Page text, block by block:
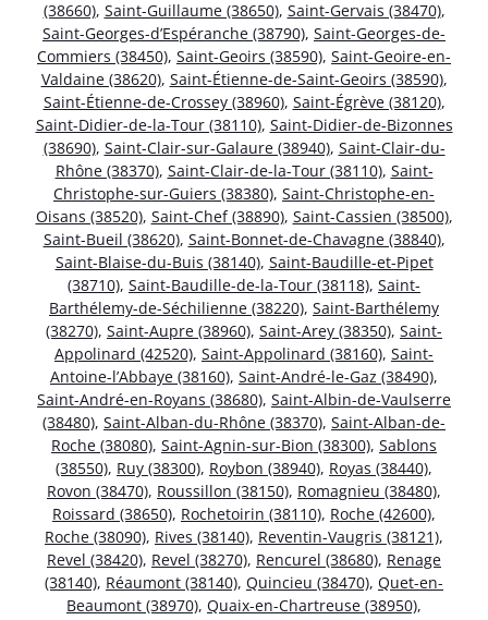
(38660), Saint-Guillaume (38650), Saint-Gervais (38470),
Saint-Georges-d’Espéranche (38790), Saint-Georges-de-
Commiers (38450), Saint-Geoirs (38590), Saint-Geoire-en-
Valdaine (38620), Saint-Étienne-de-Saint-Geoirs (38590),
Saint-Étienne-de-Crossey (38960), Saint-Égrève (38120),
Saint-Didier-de-la-Tour (38110), Saint-Didier-de-Bizonnes
(38690), Saint-Clair-sur-Galaure (38940), Saint-Clair-du-
Rhône (38370), Saint-Clair-de-la-Tour (38110), Saint-
Christophe-sur-Guiers (38380), Saint-Christophe-en-
Oisans (38520), Saint-Chef (38890), Saint-Cassien (38500),
Saint-Bueil (38620), Saint-Bonnet-de-Chavagne (38840),
Saint-Blaise-du-Buis (38140), Saint-Baudille-et-Pipet
(38710), Saint-Baudille-de-la-Tour (38118), Saint-
Barthélemy-de-Séchilienne (38220), Saint-Barthélemy
(38270), Saint-Aupre (38960), Saint-Arey (38350), Saint-
Appolinard (42520), Saint-Appolinard (38160), Saint-
Antoine-l’Abbaye (38160), Saint-André-le-Gaz (38490),
Saint-André-en-Royans (38680), Saint-Albin-de-Vaulserre
(38480), Saint-Alban-du-Rhône (38370), Saint-Alban-de-
Roche (38080), Saint-Agnin-sur-Bion (38300), Sablons
(38550), Ruy (38300), Roybon (38940), Royas (38440),
Rovon (38470), Roussillon (38150), Romagnieu (38480),
Roissard (38650), Rochetoirin (38110), Roche (42600),
Roche (38090), Rives (38140), Reventin-Vaugris (38121),
Revel (38420), Revel (38270), Rencurel (38680), Renage
(38140), Réaumont (38140), Quincieu (38470), Quet-en-
Beaumont (38970), Quaix-en-Chartreuse (38950),